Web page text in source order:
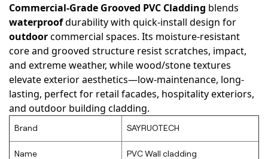
Commercial-Grade Grooved PVC Cladding blends
waterproofdurability with quick-install design for
outdoorcommercial spaces. Its moisture-resistant
core and grooved structure resist scratches, impact,
and extreme weather, while wood/stone textures
elevate exterior aesthetics—low-maintenance, long-
lasting, perfect for retail facades, hospitality exteriors,
and outdoor building cladding.
Brand SAYRUOTECH
Name PVC Wall cladding